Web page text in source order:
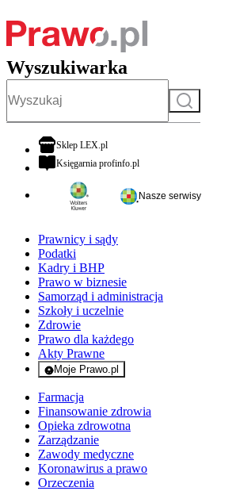
Wyszukiwarka
Szukaj
Sklep LEX.plotwiera się w nowej karcie
Księgarnia profinfo.plotwiera się w nowej karcie
Nasze serwisy
Prawnicy i sądy
Podatki
Kadry i BHP
Prawo w biznesie
Samorząd i administracja
Szkoły i uczelnie
Zdrowie
Prawo dla każdego
Akty Prawne
Moje Prawo.pl
- rejestracja i logowanie do serwisu
Farmacja
Finansowanie zdrowia
Opieka zdrowotna
Zarządzanie
Zawody medyczne
Koronawirus a prawo
Orzeczenia